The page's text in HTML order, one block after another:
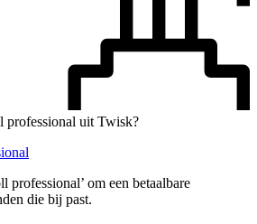
professional uit Twisk?
professional’ om een betaalbare
die bij past.